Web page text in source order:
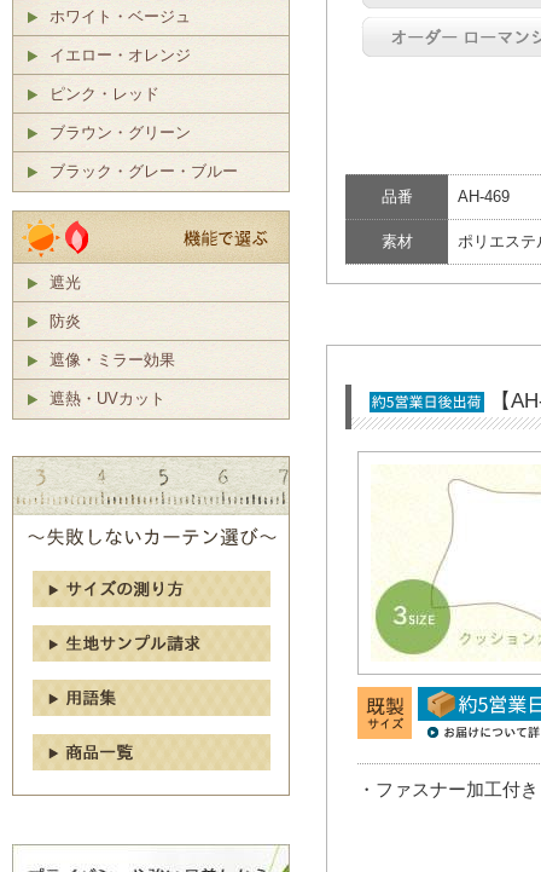
品番 AH-469
素材 ポリエステ
【
・ファスナー加工付き
ホワイト・ベージュ
イエロー・オレンジ
ピンク・レッド
ブラウン・グリーン
ブラック・グレー・ブルー
遮光
防炎
遮像・ミラー効果
遮熱・UVカット